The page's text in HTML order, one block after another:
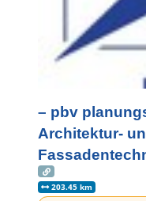
– pbv
Architektur-
203.45 km